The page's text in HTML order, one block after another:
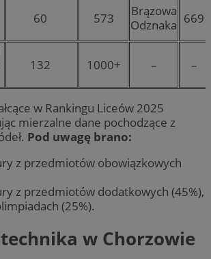
60 573
Brązowa
Odznaka 669
132 1000+ – –
w Rankingu Liceów 2025
mierzalne dane pochodzące z
Pod uwagę brano:
z przedmiotów obowiązkowych
z przedmiotów dodatkowych (45%),
(25%).
w Chorzowie